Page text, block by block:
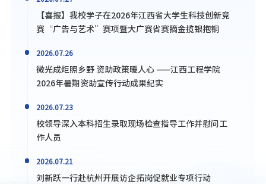
【喜报】我校学子在2026年江西省大学生科技创新竞
赛“广告与艺术”赛项暨大广赛省赛摘金揽银抱铜
2026.07.26
微光成炬照乡野 资助政策暖人心 ——江西工程学院
2026年暑期资助宣传行动成果纪实
2026.07.23
校领导深入本科招生录取现场检查指导工作并慰问工
作人员
2026.07.21
刘新跃一行赴杭州开展访企拓岗促就业专项行动